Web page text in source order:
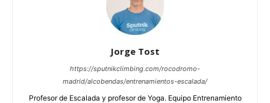
Jorge Tost
https://sputnikclimbing.com/rocodromo-
madrid/alcobendas/entrenamientos-escalada/
Profesor de Escalada y profesor de Yoga. Equipo Entrenamiento